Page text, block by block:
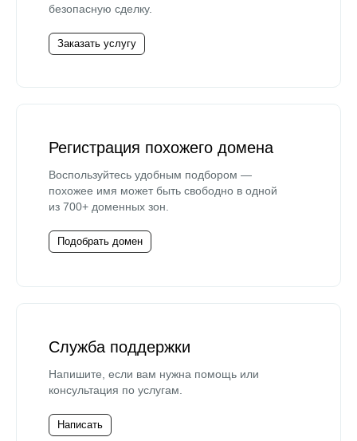
безопасную сделку.
Заказать услугу
Регистрация похожего домена
Воспользуйтесь удобным подбором —
похожее имя может быть свободно в одной
из 700+ доменных зон.
Подобрать домен
Служба поддержки
Напишите, если вам нужна помощь или
консультация по услугам.
Написать